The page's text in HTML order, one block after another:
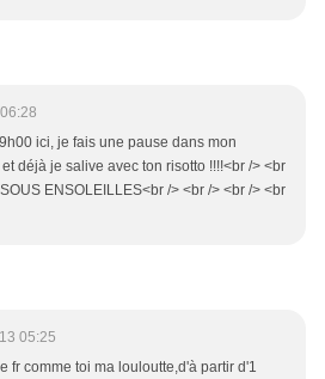
ici, je fais une pause dans mon
déjà je salive avec ton risotto !!!!<br /> <br
ENSOLEILLES<br /> <br /> <br /> <br
05:25
fr comme toi ma louloutte,d'à partir d'1